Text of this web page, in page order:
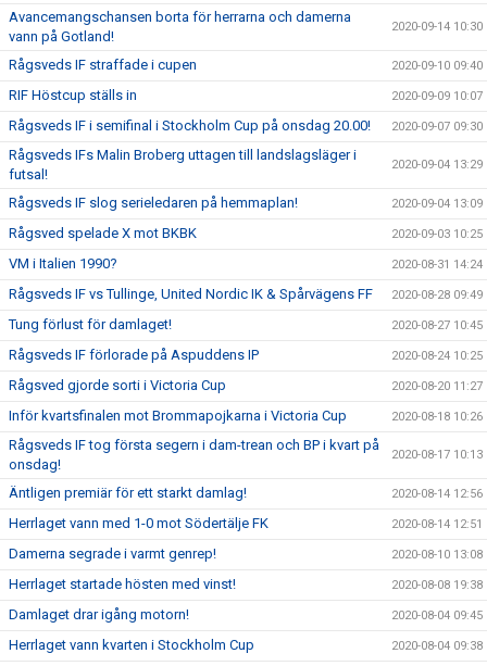
Avancemangschansen borta för herrarna och damerna
vann på Gotland!
2020-09-14 10:30
Rågsveds IF straffade i cupen 2020-09-10 09:40
RIF Höstcup ställs in 2020-09-09 10:07
Rågsveds IF i semifinal i Stockholm Cup på onsdag 20.00! 2020-09-07 09:30
Rågsveds IFs Malin Broberg uttagen till landslagsläger i
futsal!
2020-09-04 13:29
Rågsveds IF slog serieledaren på hemmaplan! 2020-09-04 13:09
Rågsved spelade X mot BKBK 2020-09-03 10:25
VM i Italien 1990? 2020-08-31 14:24
Rågsveds IF vs Tullinge, United Nordic IK & Spårvägens FF 2020-08-28 09:49
Tung förlust för damlaget! 2020-08-27 10:45
Rågsveds IF förlorade på Aspuddens IP 2020-08-24 10:25
Rågsved gjorde sorti i Victoria Cup 2020-08-20 11:27
Inför kvartsfinalen mot Brommapojkarna i Victoria Cup 2020-08-18 10:26
Rågsveds IF tog första segern i dam-trean och BP i kvart på
onsdag!
2020-08-17 10:13
Äntligen premiär för ett starkt damlag! 2020-08-14 12:56
Herrlaget vann med 1-0 mot Södertälje FK 2020-08-14 12:51
Damerna segrade i varmt genrep! 2020-08-10 13:08
Herrlaget startade hösten med vinst! 2020-08-08 19:38
Damlaget drar igång motorn! 2020-08-04 09:45
Herrlaget vann kvarten i Stockholm Cup 2020-08-04 09:38